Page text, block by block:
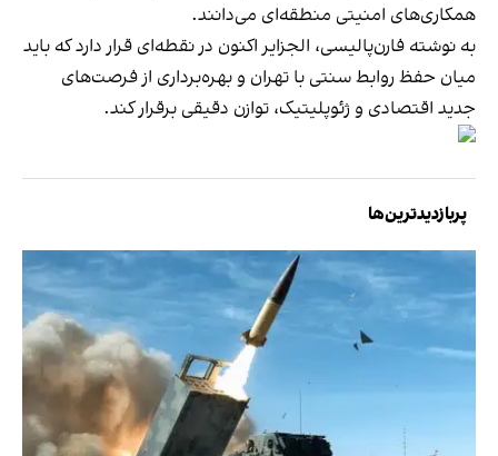
همکاری‌های امنیتی منطقه‌ای می‌دانند.
به نوشته فارن‌پالیسی، الجزایر اکنون در نقطه‌ای قرار دارد که باید
میان حفظ روابط سنتی با تهران و بهره‌برداری از فرصت‌های
جدید اقتصادی و ژئوپلیتیک، توازن دقیقی برقرار کند.
پربازدیدترین‌ها